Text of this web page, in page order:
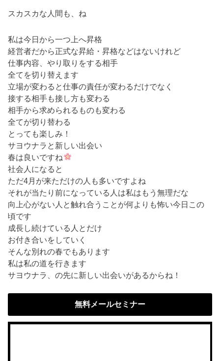
スカスカな人間も、ね
私は今日から一つ上へ昇格
経営者だから正式な昇給・昇格などはないけれど
仕事内容、やり取りをする相手
全てを切り替えます
立場が変わると仕事の責任が変わるだけでなく
接する相手も接し方も変わる
相手から求められるものも変わる
全てが切り替わる
とっても楽しみ！
サヨウナラと新しい出会い
春は良いですね
社会人になると
ただ4月が来ただけの人も多いですよね
それが当たり前になっている人は私はもう無理だな
向上心がない人と触れ合うことが何よりも怖い今日この
頃です
成長し続けている人とだけ
お付き合いをしていく
そんな別れの春でもあります
私は私の道を行きます
サヨウナラ、の先に新しい出会いがあるからね！
無料メールセミナー